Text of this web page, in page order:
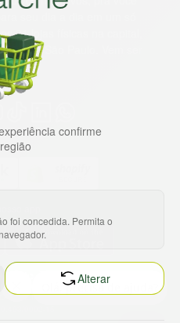
seu dia a dia em um só
31 lojas físicas na capital,
de São Paulo. Vem ser
DE ALIMENTOS S.A
confirme
foi concedida. Permita o
Alterar